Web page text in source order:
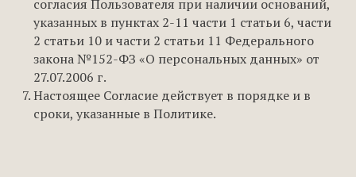
согласия Пользователя при наличии оснований,
указанных в пунктах 2-11 части 1 статьи 6, части
2 статьи 10 и части 2 статьи 11 Федерального
закона №152-ФЗ «О персональных данных» от
27.07.2006 г.
Настоящее Согласие действует в порядке и в
сроки, указанные в Политике.